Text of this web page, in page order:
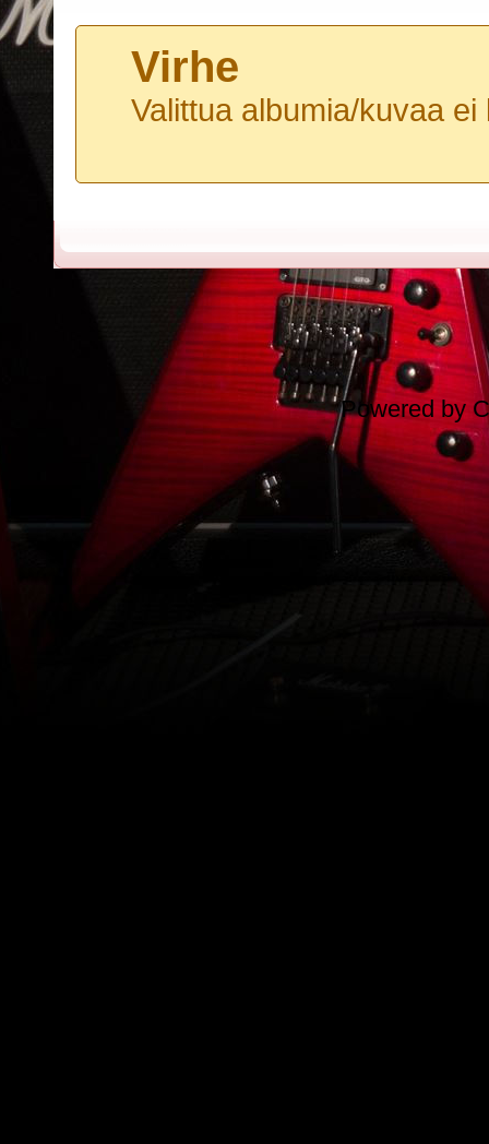
Virhe
Valittua albumia/kuvaa ei
Powered by